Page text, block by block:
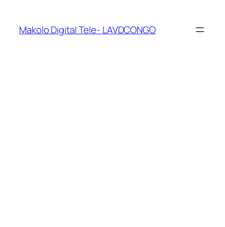
Makolo Digital Tele- LAVDCONGO